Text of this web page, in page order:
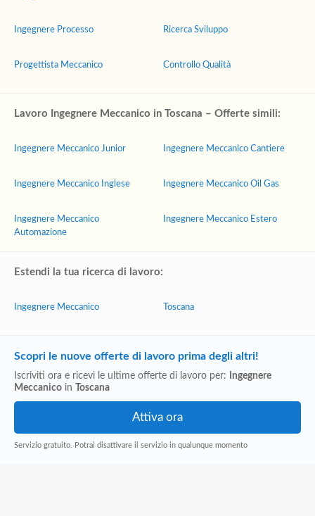
Ingegnere Processo
Progettista Meccanico
Ricerca Sviluppo
Controllo Qualità
Lavoro Ingegnere Meccanico in Toscana – Offerte simili:
Ingegnere Meccanico Junior
Ingegnere Meccanico Inglese
Ingegnere Meccanico
Automazione
Ingegnere Meccanico Cantiere
Ingegnere Meccanico Oil Gas
Ingegnere Meccanico Estero
Estendi la tua ricerca di lavoro:
Ingegnere Meccanico Toscana
Scopri le nuove offerte di lavoro prima degli altri!
Iscriviti ora e ricevi le ultime offerte di lavoro per:
Ingegnere
Meccanico in Toscana
Servizio gratuito. Potrai disattivare il servizio in qualunque momento